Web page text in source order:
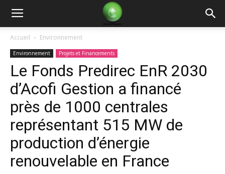
Green
Finance
Accueil Environnement
Environnement Projets et Financements
Le Fonds Predirec EnR 2030
d’Acofi Gestion a financé
près de 1000 centrales
représentant 515 MW de
production d’énergie
renouvelable en France